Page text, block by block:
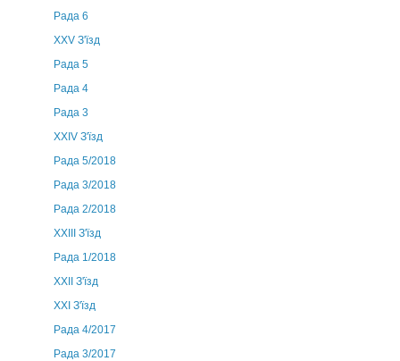
Рада 6
XXV З'їзд
Рада 5
Рада 4
Рада 3
ХХIV З'їзд
Рада 5/2018
Рада 3/2018
Рада 2/2018
XXIII З'їзд
Рада 1/2018
ХХІІ З'їзд
XXI З'їзд
Рада 4/2017
Рада 3/2017